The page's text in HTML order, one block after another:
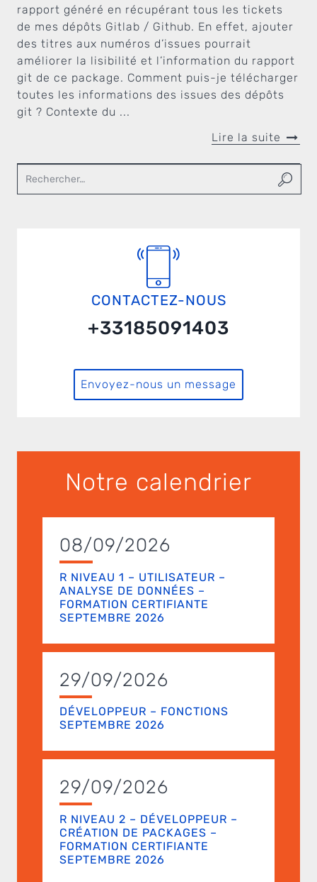
rapport généré en récupérant tous les tickets
de mes dépôts Gitlab / Github. En effet, ajouter
des titres aux numéros d’issues pourrait
améliorer la lisibilité et l’information du rapport
git de ce package. Comment puis-je télécharger
toutes les informations des issues des dépôts
git ? Contexte du ...
Lire la suite
CONTACTEZ-NOUS
+33185091403
Envoyez-nous un message
Notre calendrier
08/09/2026
R NIVEAU 1 – UTILISATEUR –
ANALYSE DE DONNÉES –
FORMATION CERTIFIANTE
SEPTEMBRE 2026
29/09/2026
DÉVELOPPEUR – FONCTIONS
SEPTEMBRE 2026
29/09/2026
R NIVEAU 2 – DÉVELOPPEUR –
CRÉATION DE PACKAGES –
FORMATION CERTIFIANTE
SEPTEMBRE 2026